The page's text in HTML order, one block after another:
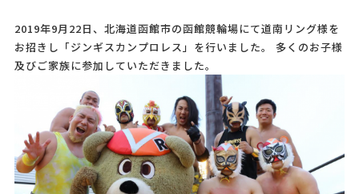
2019年9月22日、北海道函館市の函館競輪場にて道南リング様を
お招きし「ジンギスカンプロレス」を行いました。 多くのお子様
及びご家族に参加していただきました。